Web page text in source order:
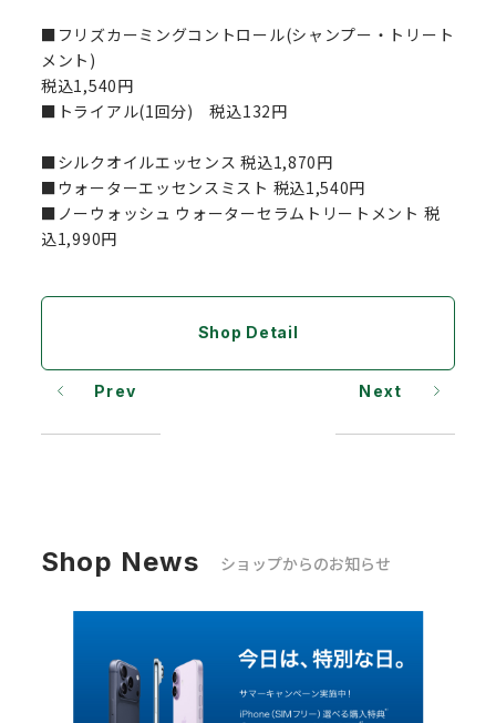
■フリズカーミングコントロール(シャンプー・トリート
メント)
税込1,540円
■トライアル(1回分) 税込132円
■シルクオイルエッセンス 税込1,870円
■ウォーターエッセンスミスト 税込1,540円
■ノーウォッシュ ウォーターセラムトリートメント 税
込1,990円
Shop Detail
Prev Next
Shop News ショップからのお知らせ